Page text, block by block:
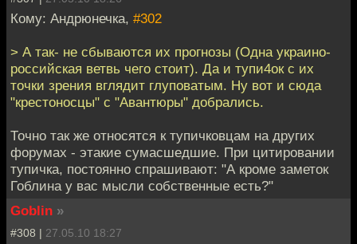
Кому: Андрюнечка, #302
> А так- не сбываются их прогнозы (Одна украино-
российская ветвь чего стоит). Да и тупи4ок с их
точки зрения вглядит глуповатым. Ну вот и сюда
"крестоносцы" с "Авантюры" добрались.
Точно так же относятся к тупичковцам на других
форумах - этакие сумасшедшие. При цитировании
тупичка, постоянно спрашивают: "А кроме заметок
Гоблина у вас мысли собственные есть?"
Goblin »
#308 | 27.05.10 18:27